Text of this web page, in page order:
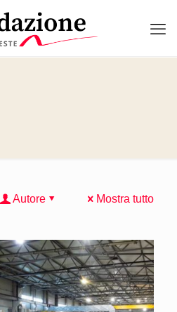
Autore Mostra tutto